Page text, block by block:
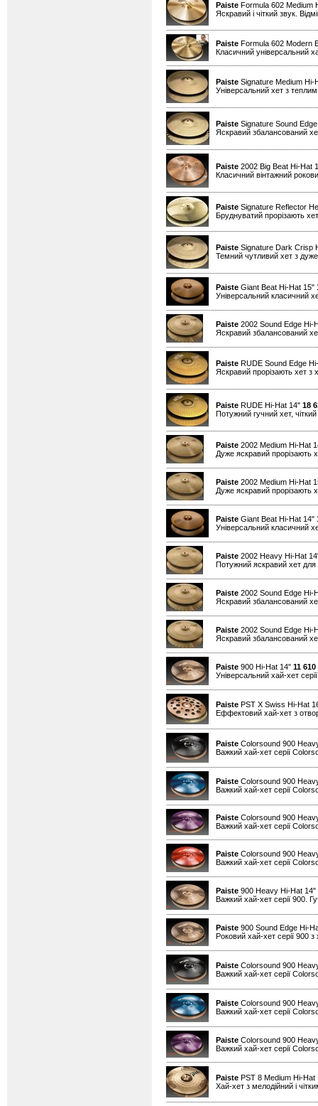
Paiste Formula 602 Medium
Яскравий і чіткий звук.
Paiste Formula 602 Modern
Класичний універсальний
Paiste Signature Medium Hi-
Універсальний хет з
Paiste Signature Sound
Яскравий збалансований
Paiste 2002 Big Beat Hi-Hat
Класичний вінтажний
Paiste Signature Reflector
Бруднуватий прорізають
Paiste Signature Dark Crisp
Темний чутливий хет з
Paiste Giant Beat Hi-Hat 15"
Універсальний класичний
Paiste 2002 Sound Edge Hi-
Яскравий збалансований
Paiste RUDE Sound Edge
Яскравий прорізають хет з
Paiste RUDE Hi-Hat 14" 18
Потужний гучний хет,
Paiste 2002 Medium Hi-Hat
Дуже яскравий прорізають
Paiste 2002 Medium Hi-Hat
Дуже яскравий прорізають
Paiste Giant Beat Hi-Hat 14"
Універсальний класичний
Paiste 2002 Heavy Hi-Hat
Потужний яскравий хет для
Paiste 2002 Sound Edge Hi-
Яскравий збалансований
Paiste 2002 Sound Edge Hi-
Яскравий збалансований
Paiste 900 Hi-Hat 14" 11 610
Універсальний хай-хет
Paiste PST X Swiss Hi-Hat
Еффектовий хай-хет з
Paiste Colorsound 900
Важкий хай-хет серії
Paiste Colorsound 900
Важкий хай-хет серії
Paiste Colorsound 900
Важкий хай-хет серії
Paiste Colorsound 900
Важкий хай-хет серії
Paiste 900 Heavy Hi-Hat 14"
Важкий хай-хет серії 900.
Paiste 900 Sound Edge Hi-
Роковий хай-хет серії 900
Paiste Colorsound 900
Важкий хай-хет серії
Paiste Colorsound 900
Важкий хай-хет серії
Paiste Colorsound 900
Важкий хай-хет серії
Paiste PST 8 Medium Hi-
Хай-хет з мелодійний і